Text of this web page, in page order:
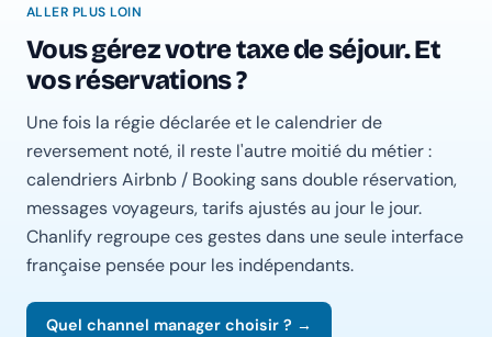
ALLER PLUS LOIN
Vous gérez votre taxe de séjour. Et
vos réservations ?
Une fois la régie déclarée et le calendrier de
reversement noté, il reste l'autre moitié du métier :
calendriers Airbnb / Booking sans double réservation,
messages voyageurs, tarifs ajustés au jour le jour.
Chanlify regroupe ces gestes dans une seule interface
française pensée pour les indépendants.
Quel channel manager choisir ? →